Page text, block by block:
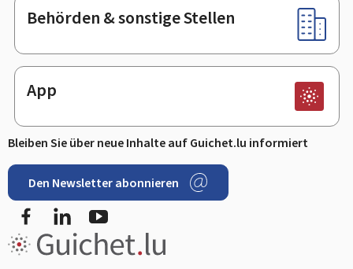
Behörden & sonstige Stellen
App
Bleiben Sie über neue Inhalte auf Guichet.lu informiert
Den Newsletter abonnieren
FacebookLinkedIn